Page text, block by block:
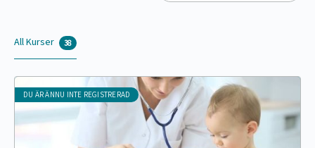
All Kurser 38
DU ÄR ÄNNU INTE REGISTRERAD